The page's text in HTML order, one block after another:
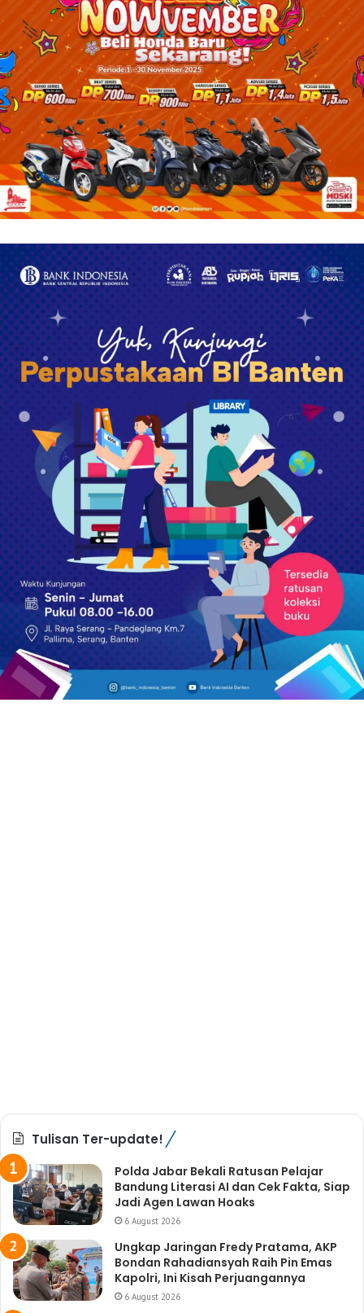
Tulisan Ter-update!
Polda Jabar Bekali Ratusan Pelajar
Bandung Literasi AI dan Cek Fakta, Siap
Jadi Agen Lawan Hoaks
6 August 2026
Ungkap Jaringan Fredy Pratama, AKP
Bondan Rahadiansyah Raih Pin Emas
Kapolri, Ini Kisah Perjuangannya
6 August 2026